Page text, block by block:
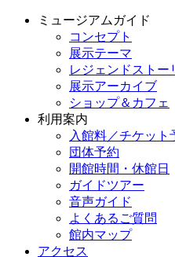
ミュージアムガイド
コンセプト
展示テーマ
レジェンドストー
展示アーカイブ
ショップ＆カフェ
利用案内
入館料／チケット
団体予約
開館時間・休館日
ガイドツアー
音声ガイド
よくあるご質問
館内マップ
アクセス